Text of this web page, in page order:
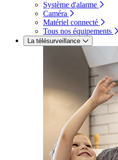
Système d'alarme
Caméra
Matériel connecté
Tous nos équipements
La télésurveillance